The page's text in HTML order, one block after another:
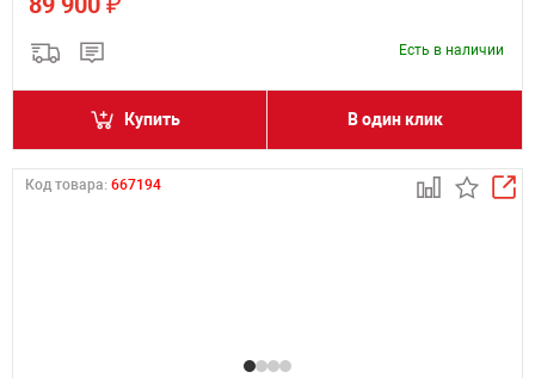
Есть в наличии
Купить В один клик
Код товара: 667194